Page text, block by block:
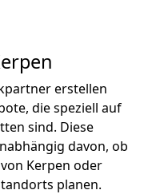
erstellen
die speziell auf
sind. Diese
davon, ob
Kerpen oder
planen.